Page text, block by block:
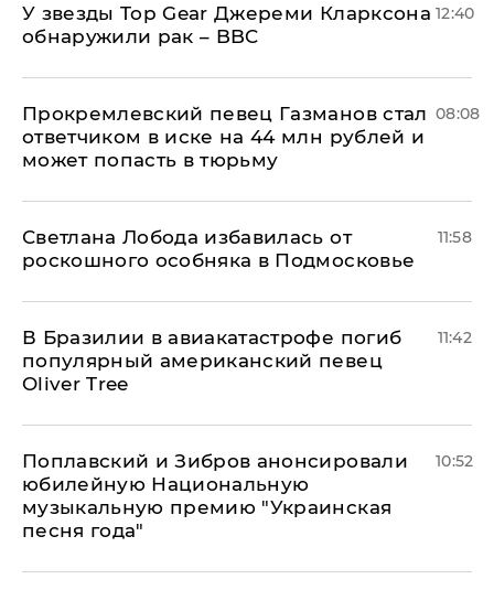
У звезды Top Gear Джереми Кларксона
обнаружили рак – BBC
12:40
Прокремлевский певец Газманов стал
ответчиком в иске на 44 млн рублей и
может попасть в тюрьму
08:08
Светлана Лобода избавилась от
роскошного особняка в Подмосковье
11:58
В Бразилии в авиакатастрофе погиб
популярный американский певец
Oliver Tree
11:42
Поплавский и Зибров анонсировали
юбилейную Национальную
музыкальную премию "Украинская
песня года"
10:52